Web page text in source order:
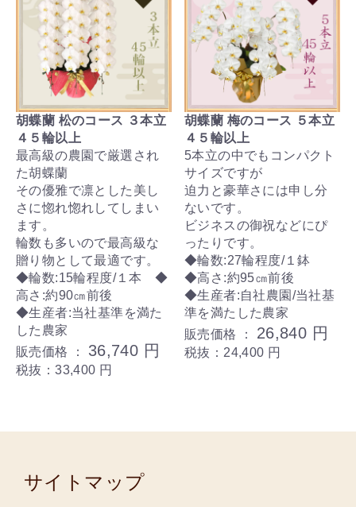
胡蝶蘭 松のコース ３本立
４５輪以上
最高級の農園で厳選され
た胡蝶蘭
その優雅で凛とした美し
さに惚れ惚れしてしまい
ます。
輪数も多いので最高級な
贈り物として最適です。
◆輪数:15輪程度/１本 ◆
高さ:約90㎝前後
◆生産者:当社基準を満た
した農家
販売価格 ： 36,740 円
税抜：33,400 円
胡蝶蘭 梅のコース ５本立
４５輪以上
5本立の中でもコンパクト
サイズですが
迫力と豪華さには申し分
ないです。
ビジネスの御祝などにぴ
ったりです。
◆輪数:27輪程度/１鉢
◆高さ:約95㎝前後
◆生産者:自社農園/当社基
準を満たした農家
販売価格 ： 26,840 円
税抜：24,400 円
サイトマップ